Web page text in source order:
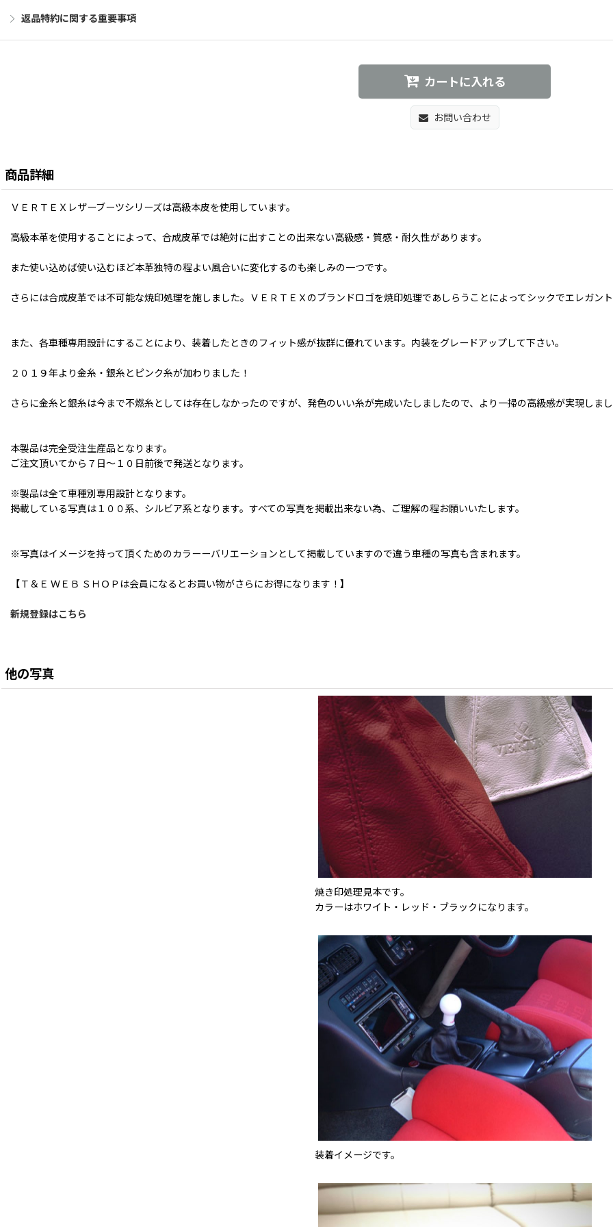
返品特約に関する重要事項
カートに入れる
お問い合わせ
商品詳細
ＶＥＲＴＥＸレザーブーツシリーズは高級本皮を使用しています。
高級本革を使用することによって、合成皮革では絶対に出すことの出来ない高級感・質感・耐久性があります。
また使い込めば使い込むほど本革独特の程よい風合いに変化するのも楽しみの一つです。
さらには合成皮革では不可能な焼印処理を施しました。ＶＥＲＴＥＸのブランドロゴを焼印処理であしらうことによってシックでエレガン
また、各車種専用設計にすることにより、装着したときのフィット感が抜群に優れています。内装をグレードアップして下さい。
２０１９年より金糸・銀糸とピンク糸が加わりました！
さらに金糸と銀糸は今まで不燃糸としては存在しなかったのですが、発色のいい糸が完成いたしましたので、より一掃の高級感が実現しま
本製品は完全受注生産品となります。
ご注文頂いてから７日〜１０日前後で発送となります。
※製品は全て車種別専用設計となります。
掲載している写真は１００系、シルビア系となります。すべての写真を掲載出来ない為、ご理解の程お願いいたします。
※写真はイメージを持って頂くためのカラーーバリエーションとして掲載していますので違う車種の写真も含まれます。
【Ｔ＆Ｅ ＷＥＢ ＳＨＯＰは会員になるとお買い物がさらにお得になります！】
新規登録はこちら
他の写真
焼き印処理見本です。
カラーはホワイト・レッド・ブラックになります。
装着イメージです。